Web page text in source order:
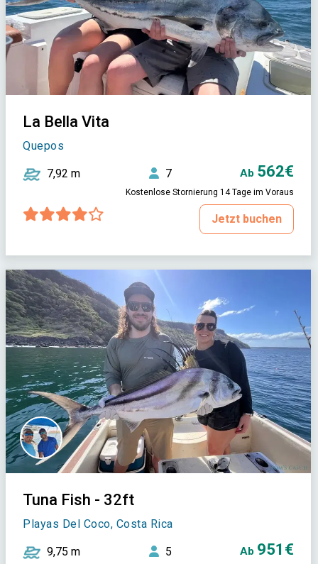
La Bella Vita
Quepos
7,92 m 7 Ab 562€
Kostenlose Stornierung 14 Tage im Voraus
Jetzt buchen
Tuna Fish - 32ft
Playas Del Coco, Costa Rica
9,75 m 5 Ab 951€